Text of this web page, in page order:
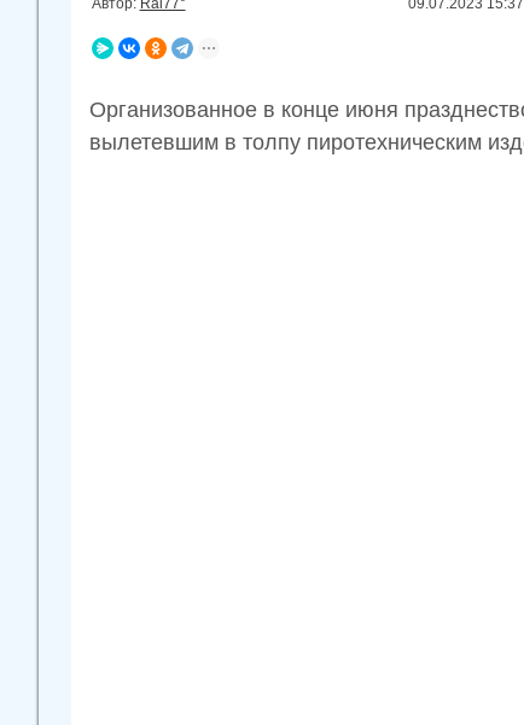
Автор: Rai77° 09.07.2023 15:37
Организованное в конце июня
вылетевшим в толпу пиротехническим